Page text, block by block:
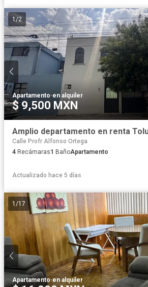
1 /2
Apartamento·en alquiler
$ 9,500 MXN
Calle Profr Alfonso Ortega
4 Recámaras1 BañoApartamento
Actualizado hace 5 días
1 /17
Apartamento·en alquiler